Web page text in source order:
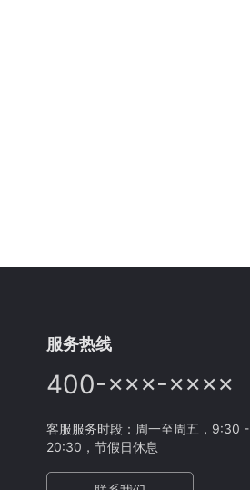
服务热线
400-×××-××××
客服服务时段：周一至周五，9:30 -
20:30，节假日休息